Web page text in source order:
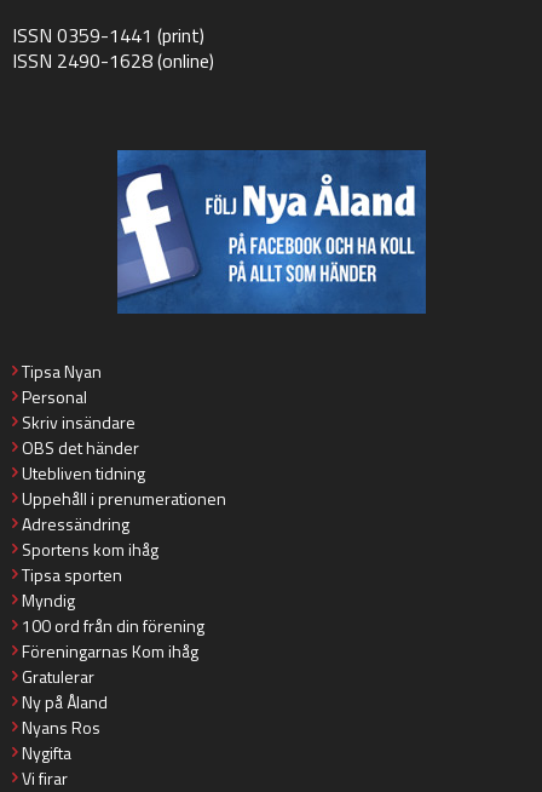
ISSN 0359-1441 (print)
ISSN 2490-1628 (online)
Tipsa Nyan
Personal
Skriv insändare
OBS det händer
Utebliven tidning
Uppehåll i prenumerationen
Adressändring
Sportens kom ihåg
Tipsa sporten
Myndig
100 ord från din förening
Föreningarnas Kom ihåg
Gratulerar
Ny på Åland
Nyans Ros
Nygifta
Vi firar